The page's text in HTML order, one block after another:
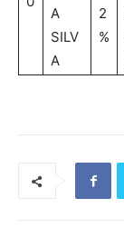
A
SILV
A
2
%